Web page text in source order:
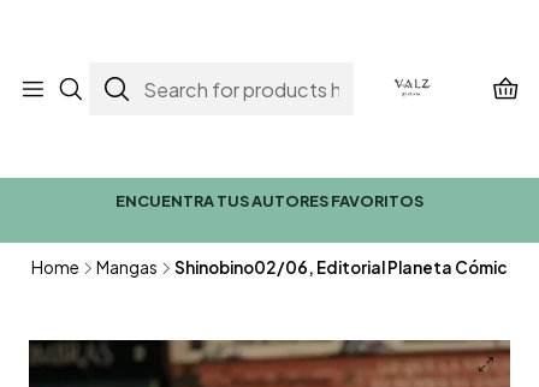
ENCUENTRA TUS AUTORES FAVORITOS
Home Mangas Shinobino02/06, Editorial Planeta Cómic